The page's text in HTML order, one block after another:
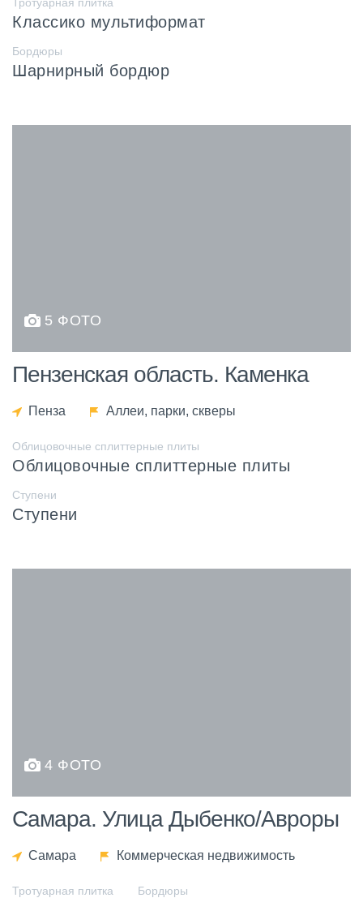
Тротуарная плитка
Классико мультиформат
Бордюры
Шарнирный бордюр
5 ФОТО
Пензенская область. Каменка
Пенза Аллеи, парки, скверы
Облицовочные сплиттерные плиты
Облицовочные сплиттерные плиты
Ступени
Ступени
4 ФОТО
Самара. Улица Дыбенко/Авроры
Самара Коммерческая недвижимость
Тротуарная плитка Бордюры